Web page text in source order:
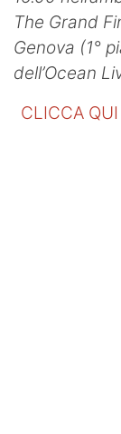
The Grand
Genova (1°
dell’Ocean
CLICCA QUI